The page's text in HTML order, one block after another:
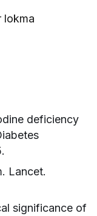
lokma
deficiency
Lancet.
significance of